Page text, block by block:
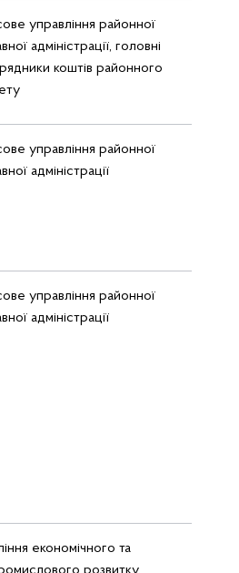
управління районної
адміністрації, головні
коштів районного
управління районної
адміністрації
управління районної
адміністрації
економічного та